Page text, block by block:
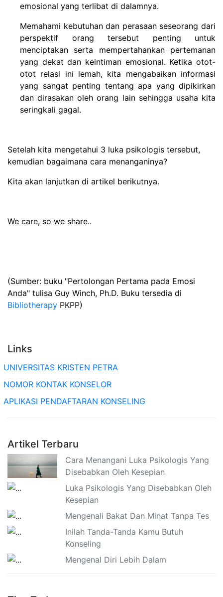
emosional yang terlibat di dalamnya.
Memahami kebutuhan dan perasaan seseorang dari
perspektif orang tersebut penting untuk
menciptakan serta mempertahankan pertemanan
yang dekat dan keintiman emosional. Ketika otot-
otot relasi ini lemah, kita mengabaikan informasi
yang sangat penting tentang apa yang dipikirkan
dan dirasakan oleh orang lain sehingga usaha kita
seringkali gagal.
Setelah kita mengetahui 3 luka psikologis tersebut,
kemudian bagaimana cara menanganinya?
Kita akan lanjutkan di artikel berikutnya.
We care, so we share..
(Sumber: buku "Pertolongan Pertama pada Emosi
Anda" tulisa Guy Winch, Ph.D. Buku tersedia di
Bibliotherapy PKPP)
Links
UNIVERSITAS KRISTEN PETRA
NOMOR KONTAK KONSELOR
APLIKASI PENDAFTARAN KONSELING
Artikel Terbaru
Cara Menangani Luka Psikologis Yang
Disebabkan Oleh Kesepian
Luka Psikologis Yang Disebabkan Oleh
Kesepian
Mengenali Bakat Dan Minat Tanpa Tes
Inilah Tanda-Tanda Kamu Butuh
Konseling
Mengenal Diri Lebih Dalam